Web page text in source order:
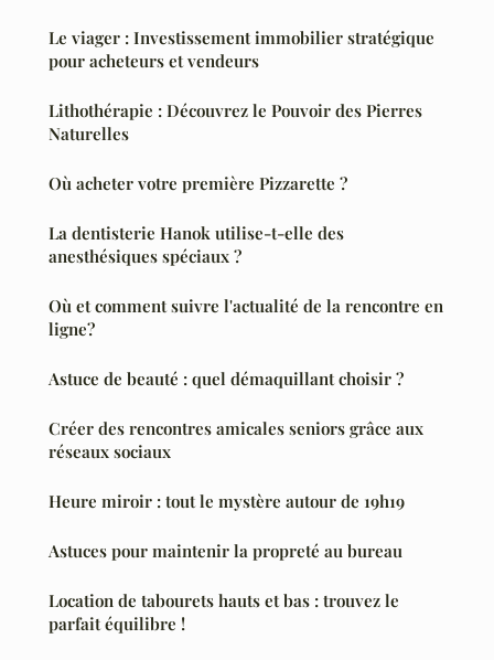
Le viager : Investissement immobilier stratégique
pour acheteurs et vendeurs
Lithothérapie : Découvrez le Pouvoir des Pierres
Naturelles
Où acheter votre première Pizzarette ?
La dentisterie Hanok utilise-t-elle des
anesthésiques spéciaux ?
Où et comment suivre l'actualité de la rencontre en
ligne?
Astuce de beauté : quel démaquillant choisir ?
Créer des rencontres amicales seniors grâce aux
réseaux sociaux
Heure miroir : tout le mystère autour de 19h19
Astuces pour maintenir la propreté au bureau
Location de tabourets hauts et bas : trouvez le
parfait équilibre !